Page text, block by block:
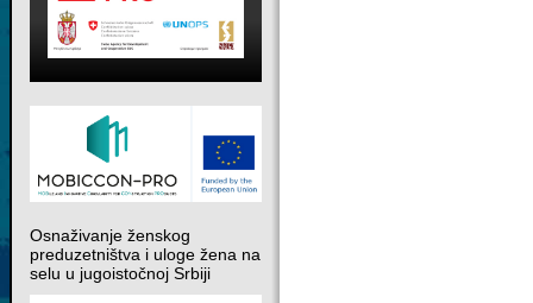
Osnaživanje ženskog
preduzetništva i uloge žena na
selu u jugoistočnoj Srbiji